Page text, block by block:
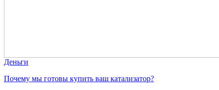
Деньги
Почему мы готовы купить ваш катализатор?